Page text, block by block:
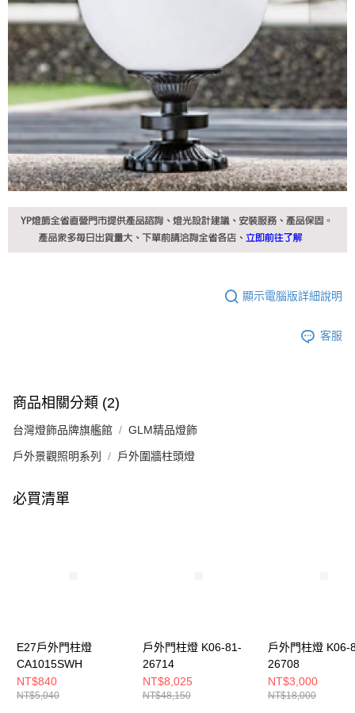
顯示電腦版詳細說明
客服
商品相關分類 (2)
台灣燈飾品牌旗艦館 GLM精品燈飾
戶外景觀照明系列 戶外圍牆柱頭燈
必買清單
E27戶外門柱燈
CA1015SWH
NT$840
NT$5,040
戶外門柱燈 K06-81-
26714
NT$8,025
NT$48,150
戶外門柱燈 K06-
26708
NT$3,000
NT$18,000